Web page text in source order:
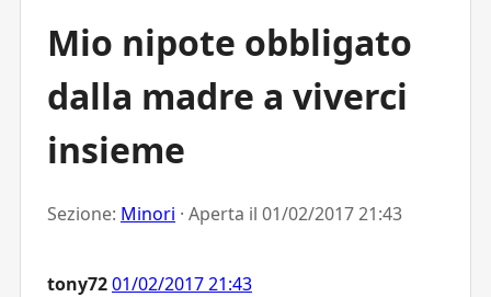
Mio nipote obbligato
dalla madre a viverci
insieme
Sezione: Minori · Aperta il 01/02/2017 21:43
tony7201/02/2017 21:43